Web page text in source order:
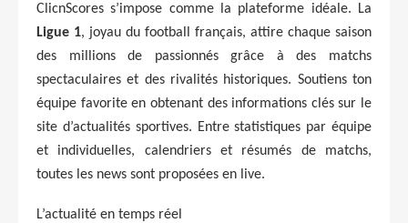
ClicnScores s’impose comme la plateforme idéale. La
Ligue 1, joyau du football français, attire chaque saison
des millions de passionnés grâce à des matchs
spectaculaires et des rivalités historiques. Soutiens ton
équipe favorite en obtenant des informations clés sur le
site d’actualités sportives. Entre statistiques par équipe
et individuelles, calendriers et résumés de matchs,
toutes les news sont proposées en live.
L’actualité en temps réel